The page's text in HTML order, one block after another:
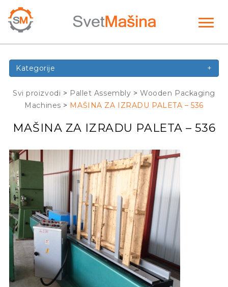
Kategorije +
Svi proizvodi > Pallet Assembly >Wooden Packaging
Machines > MAŠINA ZA IZRADU PALETA – 536
MAŠINA ZA IZRADU PALETA – 536